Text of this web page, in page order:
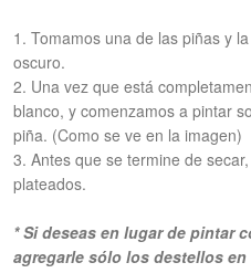
1. Tomamos una de las piñas y
oscuro.
2. Una vez que está
blanco, y comenzamos a pintar
piña. (Como se ve en la imagen)
3. Antes que se termine de
plateados.
* Si deseas en lugar de pintar
agregarle sólo los destellos